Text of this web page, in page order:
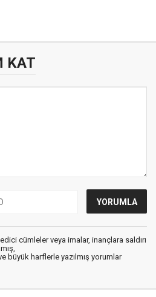
KAT
cümleler veya imalar, inançlara saldırı
büyük harflerle yazılmış yorumlar